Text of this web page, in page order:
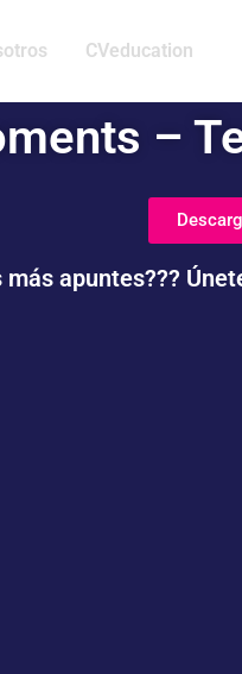
CVeducation
–
más apuntes???